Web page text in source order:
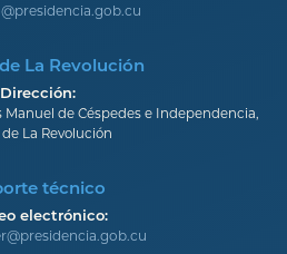
La Revolución
Dirección:
Manuel de Céspedes e Independencia,
de La Revolución
técnico
electrónico: